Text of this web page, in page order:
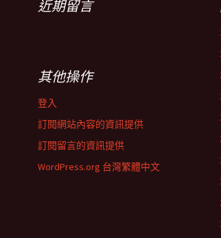
近期留言
其他操作
登入
訂閱網站內容的資訊提供
訂閱留言的資訊提供
WordPress.org 台灣繁體中文